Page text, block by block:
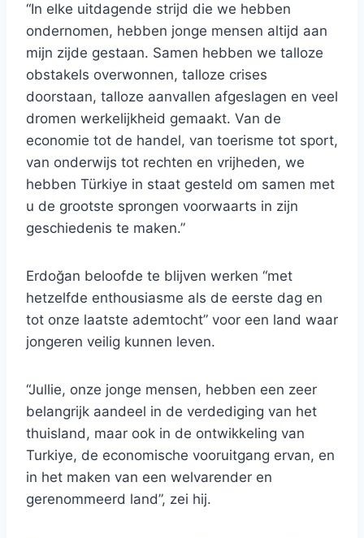
“In elke uitdagende strijd die we hebben
ondernomen, hebben jonge mensen altijd aan
mijn zijde gestaan. Samen hebben we talloze
obstakels overwonnen, talloze crises
doorstaan, talloze aanvallen afgeslagen en veel
dromen werkelijkheid gemaakt. Van de
economie tot de handel, van toerisme tot sport,
van onderwijs tot rechten en vrijheden, we
hebben Türkiye in staat gesteld om samen met
u de grootste sprongen voorwaarts in zijn
geschiedenis te maken.”
Erdoğan beloofde te blijven werken “met
hetzelfde enthousiasme als de eerste dag en
tot onze laatste ademtocht” voor een land waar
jongeren veilig kunnen leven.
“Jullie, onze jonge mensen, hebben een zeer
belangrijk aandeel in de verdediging van het
thuisland, maar ook in de ontwikkeling van
Turkiye, de economische vooruitgang ervan, en
in het maken van een welvarender en
gerenommeerd land”, zei hij.